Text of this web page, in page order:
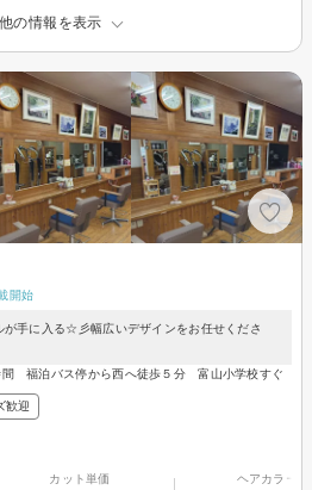
の情報を表示
開始
が手に入る☆彡幅広いデザインをお任せくださ
間 福泊バス停から西へ徒歩５分 富山小学校すぐ
歓迎
カット単価 ヘアカラー